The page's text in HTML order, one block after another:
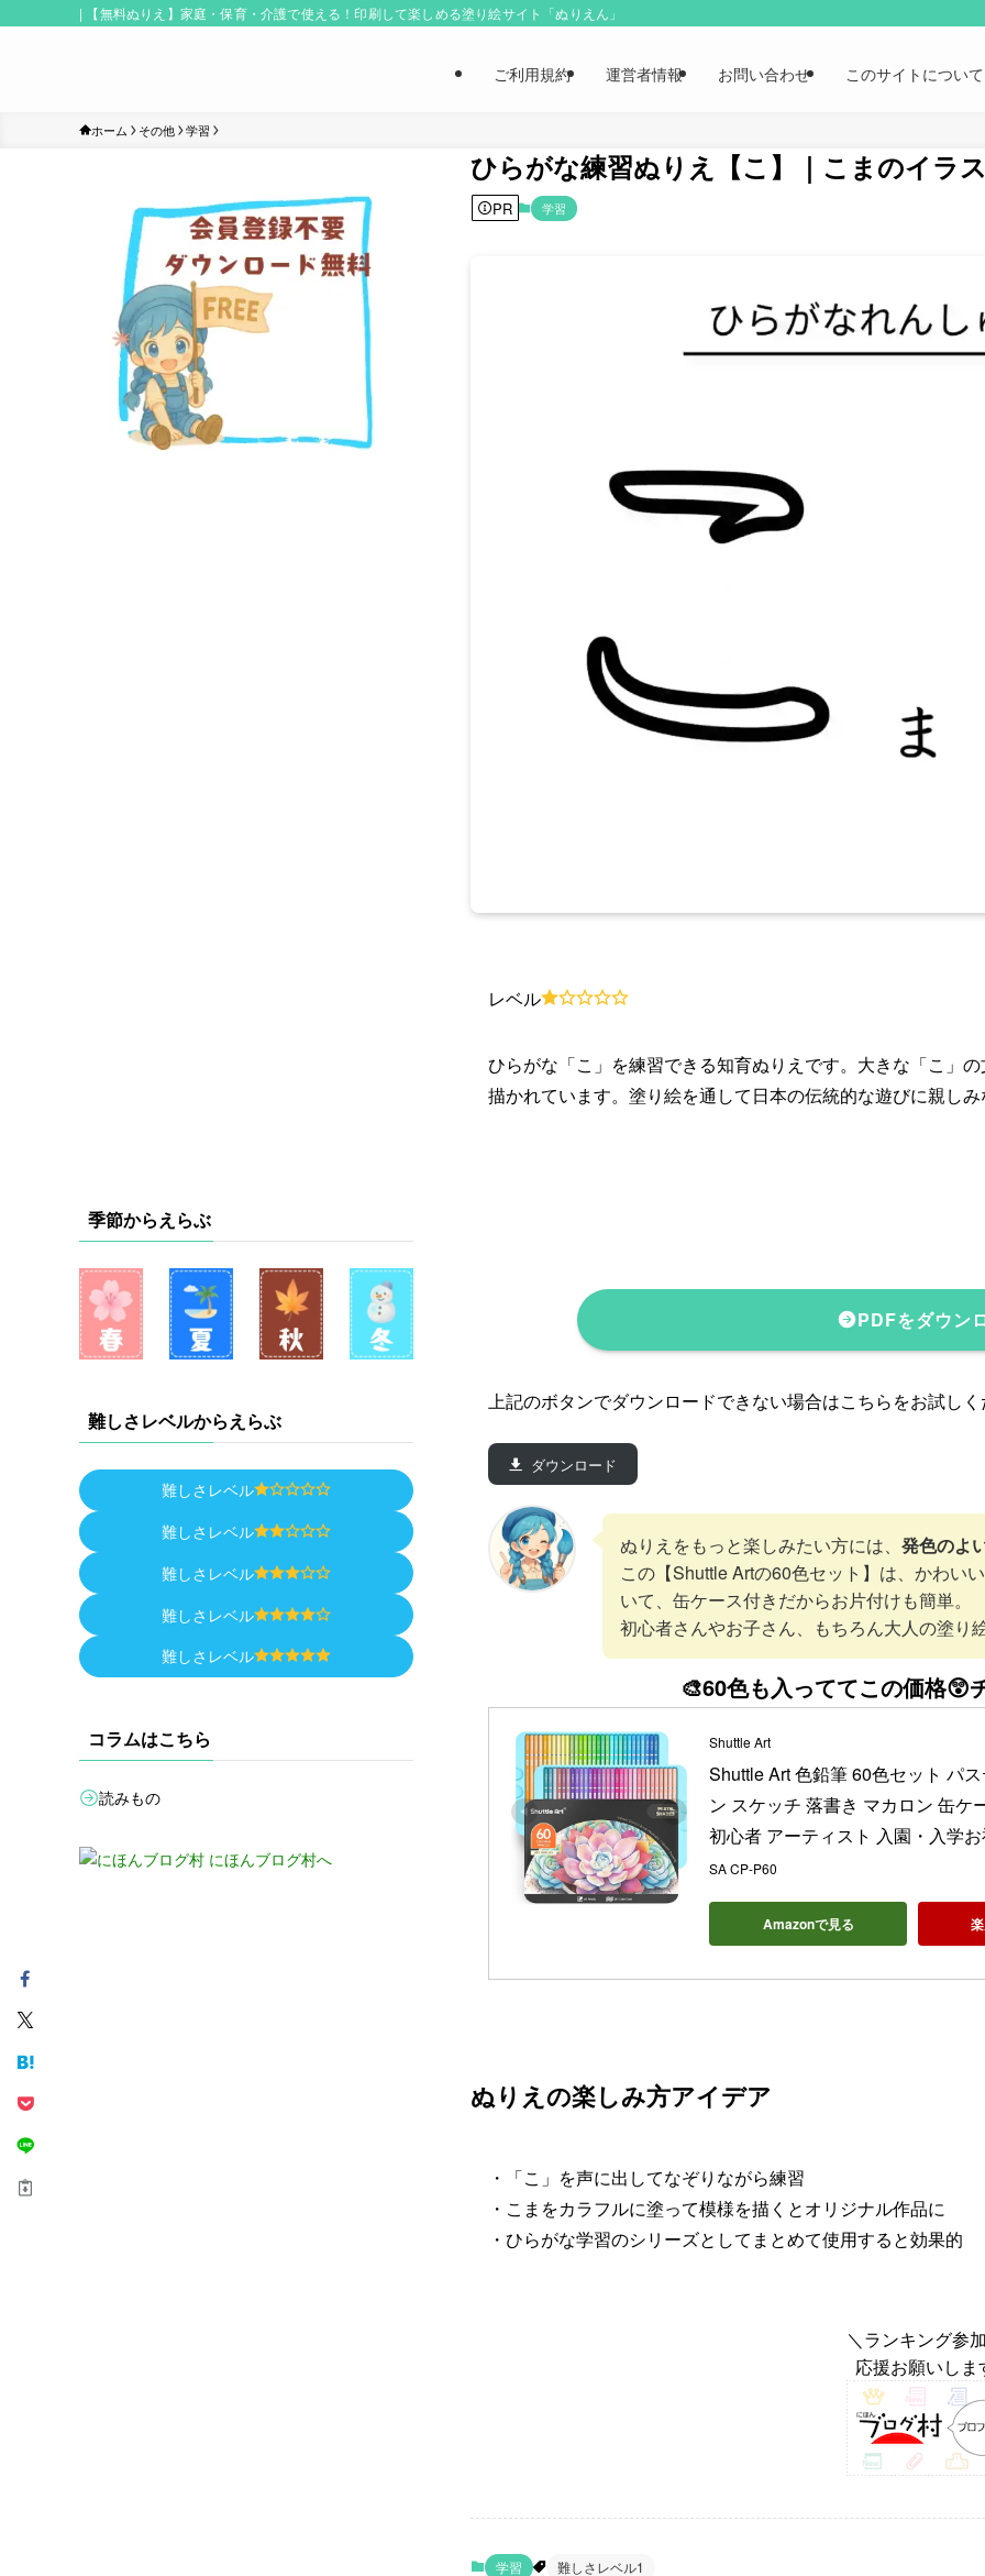
| 【無料ぬりえ】家庭・保育・介護で使える！印刷して楽しめる塗り絵サイト「ぬりえん」
ご利用規約 運営者情報 お問い合わせ このサイトについて
ホーム その他 学習
ひらがな練習ぬりえ【こ】｜こまのイラ
PR 学習
レベル
ひらがな「こ」を練習できる知育ぬりえです。大きな「こ」
描かれています。塗り絵を通して日本の伝統的な遊びに親し
PDFをダウン
上記のボタンでダウンロードできない場合はこちらをお試し
ダウンロード
ぬりえをもっと楽しみたい方には、 発色のよ
この【Shuttle Artの60色セット】は、かわい
いて、缶ケース付きだからお片付けも簡単。
初心者さんやお子さん、もちろん大人の塗り
🎨60色も入っててこの価格😲
Shuttle Art
Shuttle Art 色鉛筆 60色セット パ
ン スケッチ 落書き マカロン 缶
初心者 アーティスト 入園・入学
SA CP-P60
Amazonで見る
ぬりえの楽しみ方アイデア
・「こ」を声に出してなぞりながら練習
・こまをカラフルに塗って模様を描くとオリジナル作品に
・ひらがな学習のシリーズとしてまとめて使用すると効果的
＼ランキング参
応援お願いしま
学習 難しさレベル1
季節からえらぶ
難しさレベルからえらぶ
難しさレベル
難しさレベル
難しさレベル
難しさレベル
難しさレベル
コラムはこちら
読みもの